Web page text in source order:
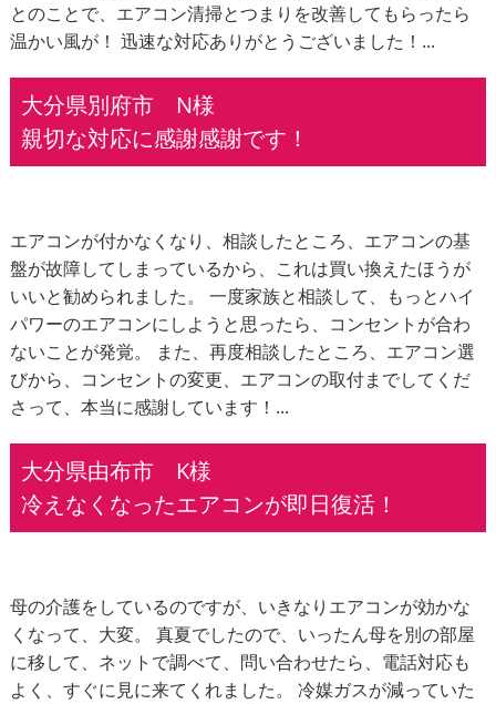
とのことで、エアコン清掃とつまりを改善してもらったら
温かい風が！ 迅速な対応ありがとうございました！...
大分県別府市 N様
親切な対応に感謝感謝です！
エアコンが付かなくなり、相談したところ、エアコンの基
盤が故障してしまっているから、これは買い換えたほうが
いいと勧められました。 一度家族と相談して、もっとハイ
パワーのエアコンにしようと思ったら、コンセントが合わ
ないことが発覚。 また、再度相談したところ、エアコン選
びから、コンセントの変更、エアコンの取付までしてくだ
さって、本当に感謝しています！...
大分県由布市 K様
冷えなくなったエアコンが即日復活！
母の介護をしているのですが、いきなりエアコンが効かな
くなって、大変。 真夏でしたので、いったん母を別の部屋
に移して、ネットで調べて、問い合わせたら、電話対応も
よく、すぐに見に来てくれました。 冷媒ガスが減っていた